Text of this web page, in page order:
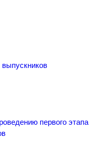
первого этапа